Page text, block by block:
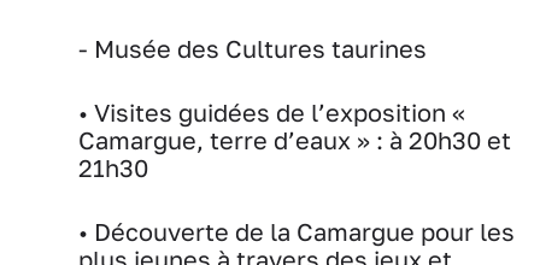
- Musée des Cultures taurines
• Visites guidées de l’exposition «
Camargue, terre d’eaux » : à 20h30 et
21h30
• Découverte de la Camargue pour les
plus jeunes à travers des jeux et